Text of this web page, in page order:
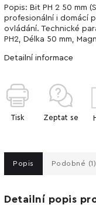
Popis: Bit PH 2 50 mm
profesionální i domácí
ovládání. Technické
PH2, Délka 50 mm,
Detailní informace
Tisk Zeptat se
Popis Podobné (1)
Detailní popis